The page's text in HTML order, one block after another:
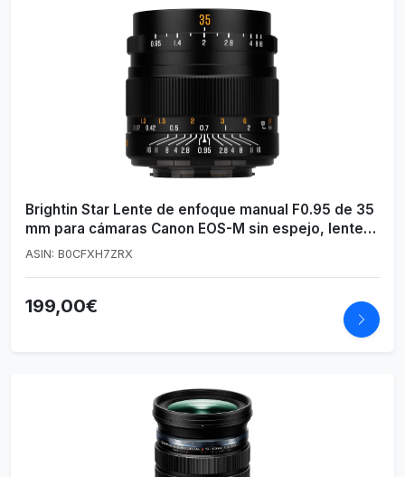
Brightin Star Lente de enfoque manual F0.95 de 35
mm para cámaras Canon EOS-M sin espejo, lente
fija de gran apertura APS-C, apto para M6, M50,
ASIN: B0CFXH7ZRX
199,00€